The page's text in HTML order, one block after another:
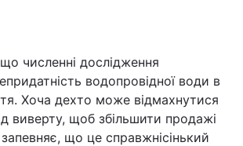
численні дослідження
водопровідної води в
Хоча дехто може відмахнутися
виверту, щоб збільшити продажі
запевняє, що це справжнісінький